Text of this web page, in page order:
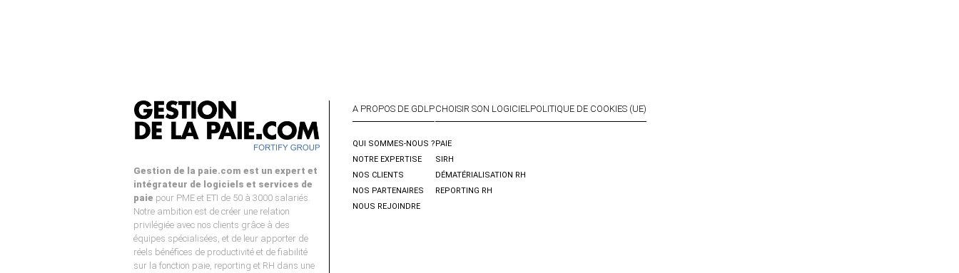
Gestion de la paie.com est un expert et
intégrateur de logiciels et services de
paie pour PME et ETI de 50 à 3000 salariés.
Notre ambition est de créer une relation
privilégiée avec nos clients grâce à des
équipes spécialisées, et de leur apporter de
réels bénéfices de productivité et de fiabilité
sur la fonction paie, reporting et RH dans une
A PROPOS DE GDLP
QUI SOMMES-NOUS ?
NOTRE EXPERTISE
NOS CLIENTS
NOS PARTENAIRES
NOUS REJOINDRE
CHOISIR SON LOGICIEL
PAIE
SIRH
DÉMATÉRIALISATION RH
REPORTING RH
POLITIQUE DE COOKIES (UE)